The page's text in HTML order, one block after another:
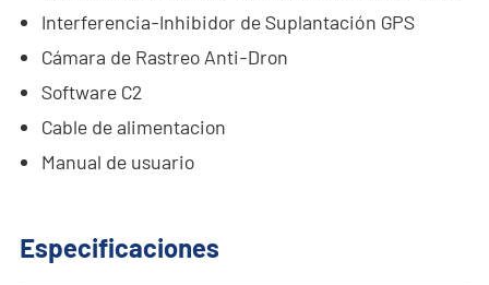
Interferencia-Inhibidor de Suplantación GPS
Cámara de Rastreo Anti-Dron
Software C2
Cable de alimentacion
Manual de usuario
Especificaciones